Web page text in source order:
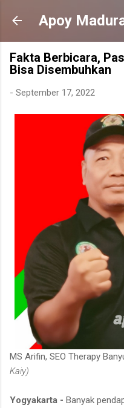
Langsung
Apoy
Fakta Berbicara,
Bisa Disembuhkan
- September 17, 2022
MS Arifin, SEO Therapy
Kaiy)
Yogyakarta - Banyak